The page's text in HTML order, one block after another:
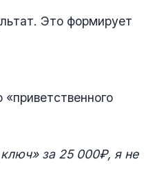
Это формирует
за 25 000₽, я не